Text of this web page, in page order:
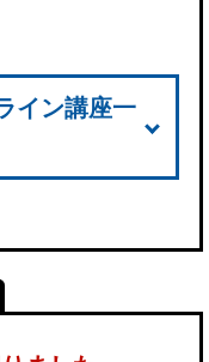
イン講座一